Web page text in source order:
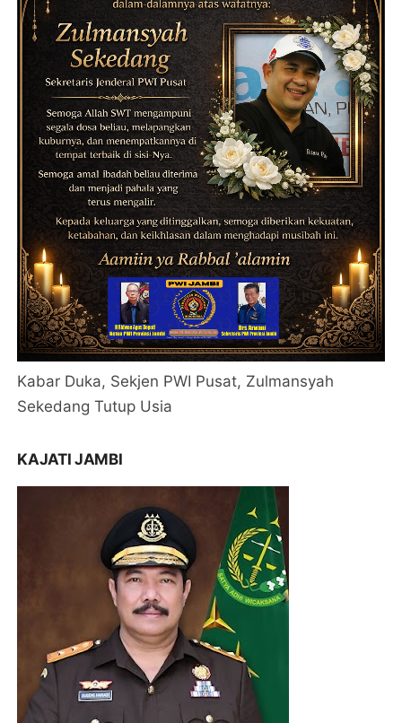
Kabar Duka, Sekjen PWI Pusat, Zulmansyah
Sekedang Tutup Usia
KAJATI JAMBI